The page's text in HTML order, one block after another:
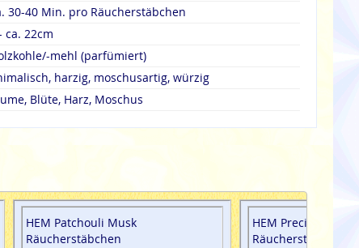
30-40 Min. pro Räucherstäbchen
ca. 22cm
mehl (parfümiert)
harzig, moschusartig, würzig
Blüte, Harz, Moschus
HEM Patchouli Musk
Räucherstäbchen
HEM Precious
Räucherstäbchen